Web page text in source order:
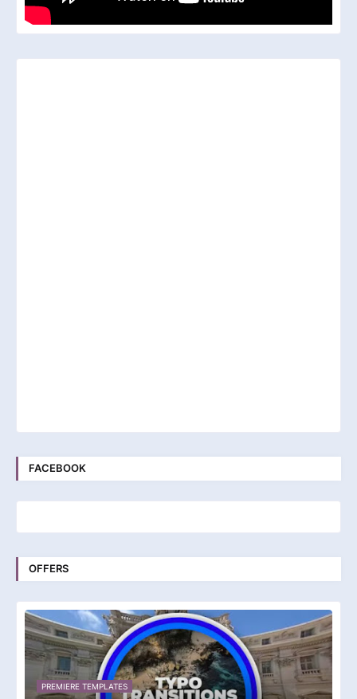
FACEBOOK
OFFERS
PREMIERE TEMPLATES